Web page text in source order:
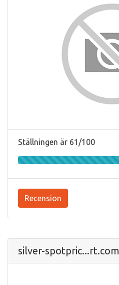
Ställningen är 61/100
Recension
silver-spotpric...rt.com